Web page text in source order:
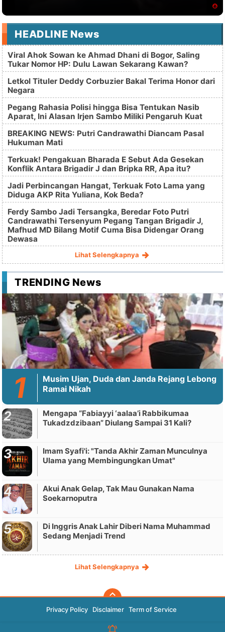
HEADLINE News
Viral Ahok Sowan ke Ahmad Dhani di Bogor, Saling
Tukar Nomor HP: Dulu Lawan Sekarang Kawan?
Letkol Tituler Deddy Corbuzier Bakal Terima Honor dari
Negara
Pegang Rahasia Polisi hingga Bisa Tentukan Nasib
Aparat, Ini Alasan Irjen Sambo Miliki Pengaruh Kuat
BREAKING NEWS: Putri Candrawathi Diancam Pasal
Hukuman Mati
Terkuak! Pengakuan Bharada E Sebut Ada Gesekan
Konflik Antara Brigadir J dan Bripka RR, Apa itu?
Jadi Perbincangan Hangat, Terkuak Foto Lama yang
Diduga AKP Rita Yuliana, Kok Beda?
Ferdy Sambo Jadi Tersangka, Beredar Foto Putri
Candrawathi Tersenyum Pegang Tangan Brigadir J,
Mafhud MD Bilang Motif Cuma Bisa Didengar Orang
Dewasa
Lihat Selengkapnya
TRENDING News
Musim Ujan, Duda dan Janda Rejang Lebong
Ramai Nikah
Mengapa “Fabiayyi ‘aalaa’i Rabbikumaa
Tukadzdzibaan” Diulang Sampai 31 Kali?
Imam Syafi'i: "Tanda Akhir Zaman Munculnya
Ulama yang Membingungkan Umat"
Akui Anak Gelap, Tak Mau Gunakan Nama
Soekarnoputra
Di Inggris Anak Lahir Diberi Nama Muhammad
Sedang Menjadi Trend
Lihat Selengkapnya
Privacy Policy Disclaimer Term of Service